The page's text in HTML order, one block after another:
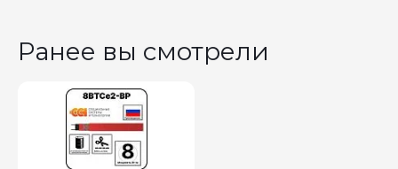
Ранее вы смотрели